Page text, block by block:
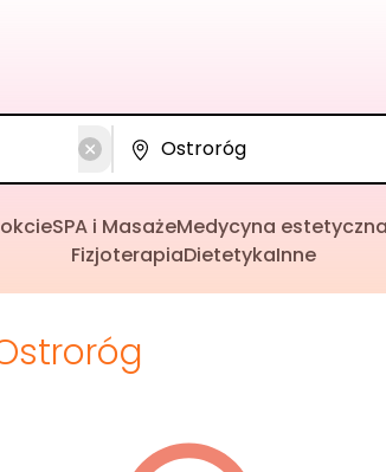
SPA i MasażeMedycyna estetyczna
FizjoterapiaDietetykaInne